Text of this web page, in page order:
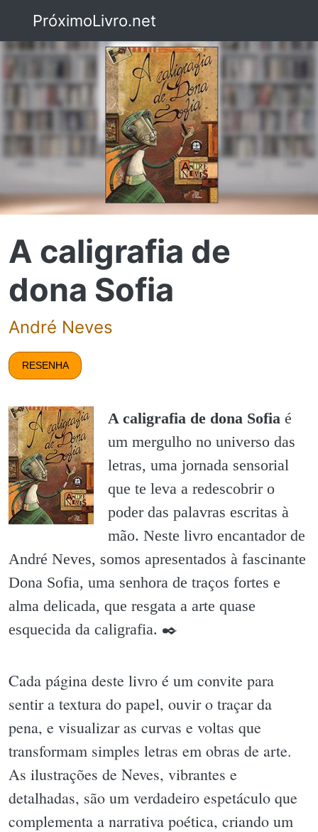
PróximoLivro.net
A caligrafia de
dona Sofia
André Neves
RESENHA
A caligrafia de dona Sofia é
um mergulho no universo das
letras, uma jornada sensorial
que te leva a redescobrir o
poder das palavras escritas à
mão. Neste livro encantador de
André Neves, somos apresentados à fascinante
Dona Sofia, uma senhora de traços fortes e
alma delicada, que resgata a arte quase
esquecida da caligrafia. ✒️
Cada página deste livro é um convite para
sentir a textura do papel, ouvir o traçar da
pena, e visualizar as curvas e voltas que
transformam simples letras em obras de arte.
As ilustrações de Neves, vibrantes e
detalhadas, são um verdadeiro espetáculo que
complementa a narrativa poética, criando um